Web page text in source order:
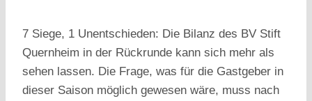
7 Siege, 1 Unentschieden: Die Bilanz des BV Stift
Quernheim in der Rückrunde kann sich mehr als
sehen lassen. Die Frage, was für die Gastgeber in
dieser Saison möglich gewesen wäre, muss nach